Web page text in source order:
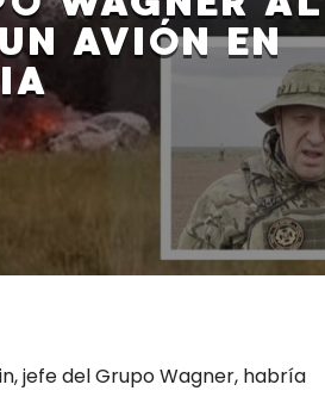
AVIÓN EN
jefe del Grupo Wagner, habría